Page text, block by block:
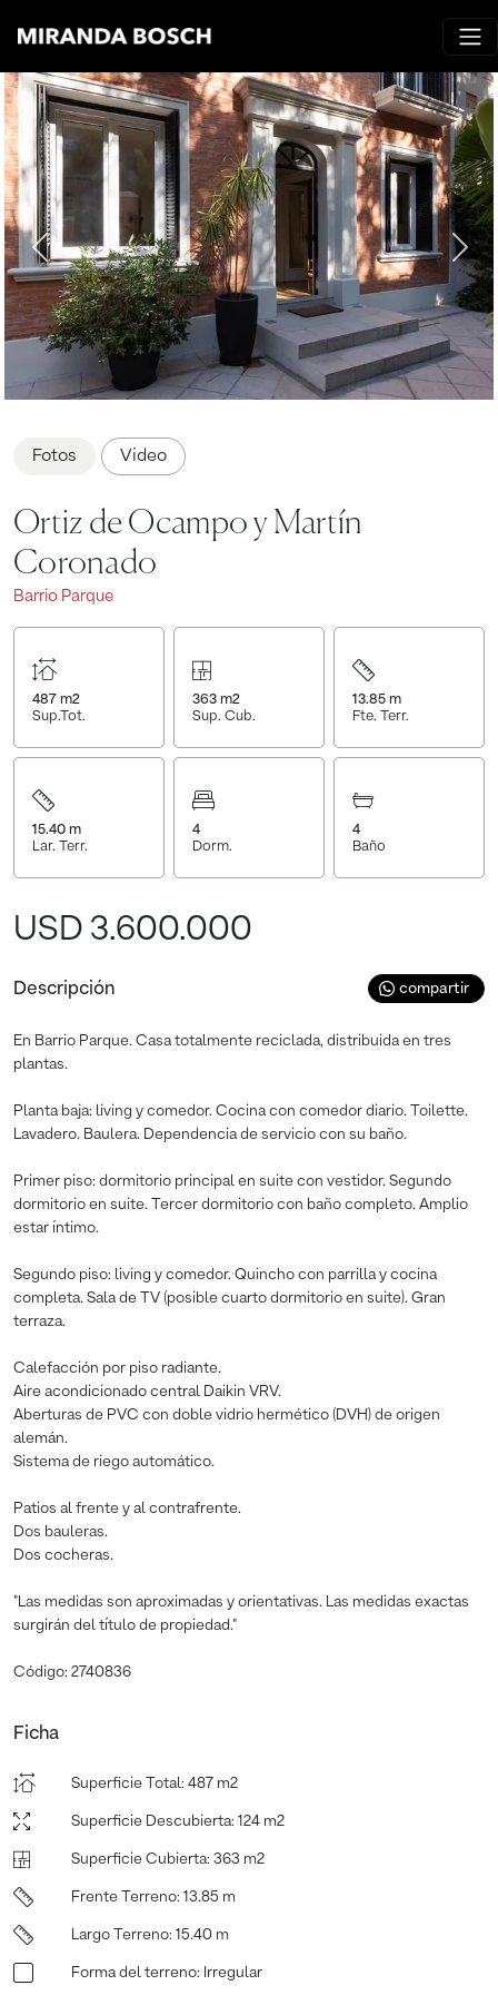
Fotos Video
Ortiz de Ocampo y Martín
Coronado
Barrio Parque
487 m2
Sup.Tot.
363 m2
Sup. Cub.
13.85 m
Fte. Terr.
15.40 m
Lar. Terr.
4
Dorm.
4
Baño
USD 3.600.000
Descripción compartir
En Barrio Parque. Casa totalmente reciclada, distribuida en tres
plantas.
Planta baja: living y comedor. Cocina con comedor diario. Toilette.
Lavadero. Baulera. Dependencia de servicio con su baño.
Primer piso: dormitorio principal en suite con vestidor. Segundo
dormitorio en suite. Tercer dormitorio con baño completo. Amplio
estar íntimo.
Segundo piso: living y comedor. Quincho con parrilla y cocina
completa. Sala de TV (posible cuarto dormitorio en suite). Gran
terraza.
Calefacción por piso radiante.
Aire acondicionado central Daikin VRV.
Aberturas de PVC con doble vidrio hermético (DVH) de origen
alemán.
Sistema de riego automático.
Patios al frente y al contrafrente.
Dos bauleras.
Dos cocheras.
"Las medidas son aproximadas y orientativas. Las medidas exactas
surgirán del título de propiedad."
Código: 2740836
Ficha
Superficie Total : 487 m2
Superficie Descubierta: 124 m2
Superficie Cubierta: 363 m2
Frente Terreno: 13.85 m
Largo Terreno: 15.40 m
Forma del terreno: Irregular